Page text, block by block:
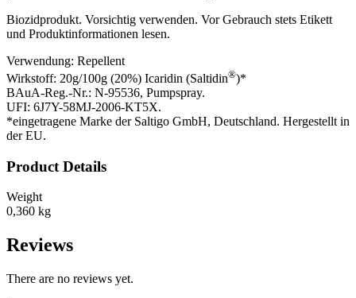
Biozidprodukt. Vorsichtig verwenden. Vor Gebrauch stets Etikett
und Produktinformationen lesen.
Verwendung: Repellent
Wirkstoff: 20g/100g (20%) Icaridin (Saltidin®)*
BAuA-Reg.-Nr.: N-95536, Pumpspray.
UFI: 6J7Y-58MJ-2006-KT5X.
*eingetragene Marke der Saltigo GmbH, Deutschland. Hergestellt in
der EU.
Product Details
Weight
0,360 kg
Reviews
There are no reviews yet.